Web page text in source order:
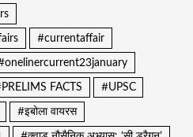
#currentaffair
FACTS #UPSC
#इबोला वायरस